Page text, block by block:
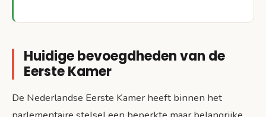
Huidige bevoegdheden van de
Eerste Kamer
De Nederlandse Eerste Kamer heeft binnen het